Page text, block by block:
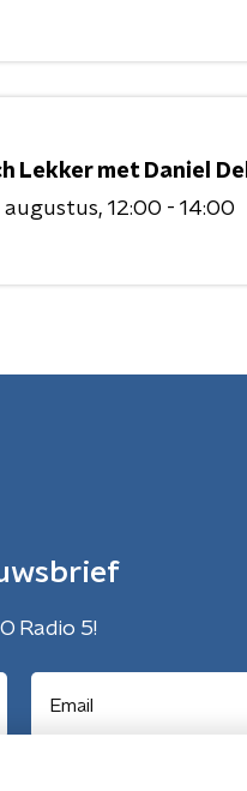
Lekker met Daniel
augustus 12:00 - 14:00
Radio 5!